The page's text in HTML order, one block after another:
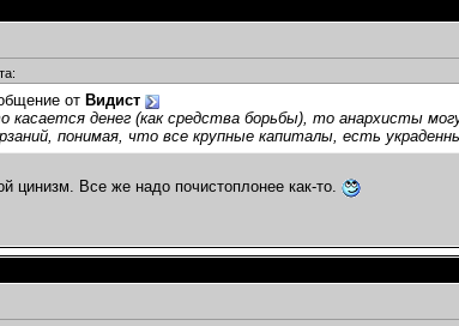
от Видист
касается денег (как средства борьбы), то анархисты
понимая, что все крупные капиталы, есть
цинизм. Все же надо почистоплонее как-то.